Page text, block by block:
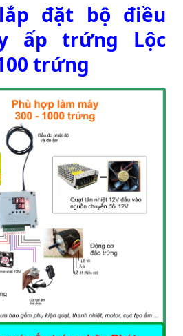
đặt bộ điều
ấp trứng Lộc
trứng